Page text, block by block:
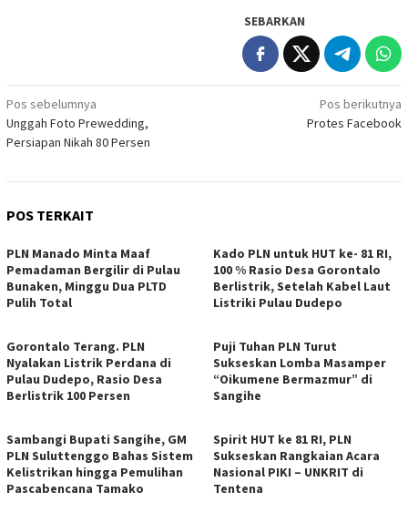
SEBARKAN
Navigasi
pos
Pos sebelumnya
Unggah Foto Prewedding,
Persiapan Nikah 80 Persen
Pos berikutnya
Protes Facebook
POS TERKAIT
PLN Manado Minta Maaf
Pemadaman Bergilir di Pulau
Bunaken, Minggu Dua PLTD
Pulih Total
Kado PLN untuk HUT ke- 81 RI,
100 % Rasio Desa Gorontalo
Berlistrik, Setelah Kabel Laut
Listriki Pulau Dudepo
Gorontalo Terang. PLN
Nyalakan Listrik Perdana di
Pulau Dudepo, Rasio Desa
Berlistrik 100 Persen
Puji Tuhan PLN Turut
Sukseskan Lomba Masamper
“Oikumene Bermazmur” di
Sangihe
Sambangi Bupati Sangihe, GM
PLN Suluttenggo Bahas Sistem
Kelistrikan hingga Pemulihan
Pascabencana Tamako
Spirit HUT ke 81 RI, PLN
Sukseskan Rangkaian Acara
Nasional PIKI – UNKRIT di
Tentena